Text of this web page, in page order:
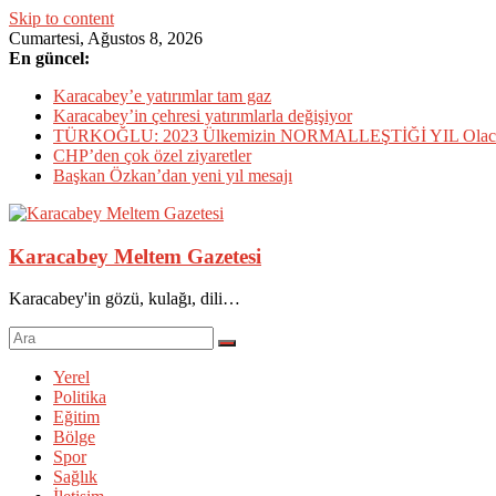
Skip to content
Cumartesi, Ağustos 8, 2026
En güncel:
Karacabey’e yatırımlar tam gaz
Karacabey’in çehresi yatırımlarla değişiyor
TÜRKOĞLU: 2023 Ülkemizin NORMALLEŞTİĞİ YIL
CHP’den çok özel ziyaretler
Başkan Özkan’dan yeni yıl mesajı
Karacabey Meltem Gazetesi
Karacabey'in gözü, kulağı, dili…
Yerel
Politika
Eğitim
Bölge
Spor
Sağlık